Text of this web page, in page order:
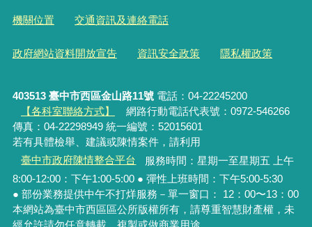
機關位置 交通資訊及連絡電話
政府網站資料開放宣告 資訊安全政策 隱私權政策
403513 臺中市西區金山路11號電話：04-22245200
【各科室聯絡方式】
網路行動電話代表號：0972-546266
傳真：04-22298949 統一編號：52015601
若有具體檢舉、建議或陳情案件，請利用
臺中市政府陳情整合平台
服務時間：星期一至星期五 上午
8:00-12:00：下午1:00-5:00 ● 彈性上班時間：下午5:00-5:30
● 部份業務提供中午不打烊服務－單一窗口： 12：00〜13：00
本網站為臺中市西區區公所版權所有，請尊重智慧財產權，未
經允許請勿任意轉載、複製或做商業用途